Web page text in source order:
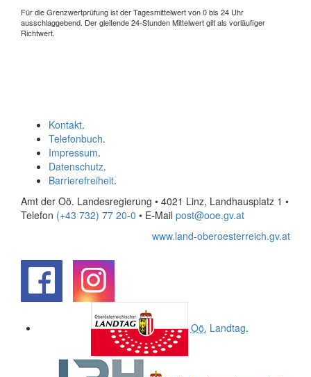
Für die Grenzwertprüfung ist der Tagesmittelwert von 0 bis 24 Uhr
ausschlaggebend. Der gleitende 24-Stunden Mittelwert gilt als vorläufiger
Richtwert.
Kontakt.
Telefonbuch.
Impressum.
Datenschutz.
Barrierefreiheit.
Amt der Oö. Landesregierung • 4021 Linz, Landhausplatz 1 •
Telefon (+43 732) 77 20-0 • E-Mail post@ooe.gv.at
www.land-oberoesterreich.gv.at
Oö. Landtag.